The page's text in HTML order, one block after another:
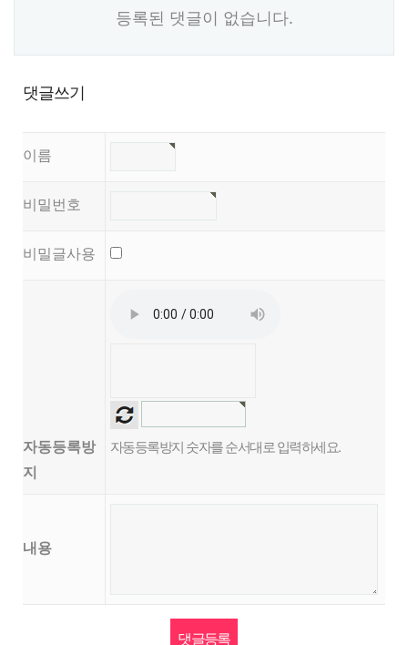
등록된 댓글이 없습니다.
댓글쓰기
이름
비밀번호
비밀글사용
자동등록방
지
자동등록방지 숫자를 순서대로 입력하세요.
내용